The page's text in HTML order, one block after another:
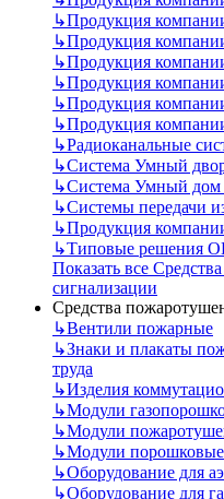
↳Продукция
↳Продукция
↳Продукция
↳Продукция
↳Продукция
↳Продукция
↳Радиоканальные
↳Система Умный
↳Система Умный
↳Системы передачи
↳Продукция
↳Типовые решения
Показать все
сигнализации
Средства
↳Вентили пожарные
↳Знаки и плакаты
труда
↳Изделия
↳Модули
↳Модули
↳Модули порошковые
↳Оборудование для
↳Оборудование для